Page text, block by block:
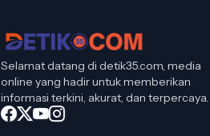
Selamat datang di detik35.com, media
online yang hadir untuk memberikan
informasi terkini, akurat, dan terpercaya.